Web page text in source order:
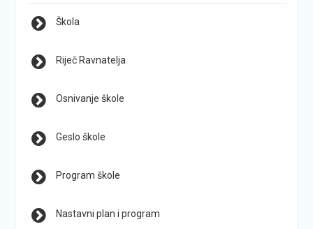
Škola
Riječ Ravnatelja
Osnivanje škole
Geslo škole
Program škole
Nastavni plan i program